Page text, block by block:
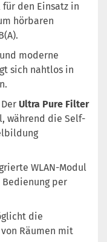
für den Einsatz in
hörbaren
moderne
sich nahtlos in
Der Ultra Pure Filter
während die Self-
WLAN-Modul
per
die
Räumen mit